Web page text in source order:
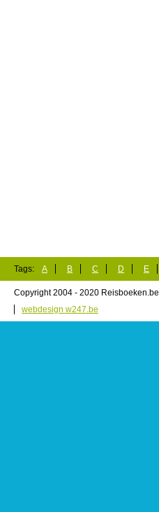
Tags: A B C D E
Copyright 2004 - 2020 Reisboeken.be
webdesign w247.be